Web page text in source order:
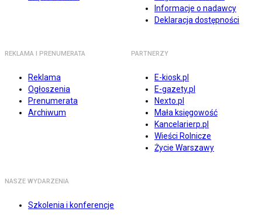
Informacje o nadawcy
Deklaracja dostępności
REKLAMA I PRENUMERATA
Reklama
Ogłoszenia
Prenumerata
Archiwum
PARTNERZY
E-kiosk.pl
E-gazety.pl
Nexto.pl
Mała księgowość
Kancelarierp.pl
Wieści Rolnicze
Życie Warszawy
NASZE WYDARZENIA
Szkolenia i konferencje